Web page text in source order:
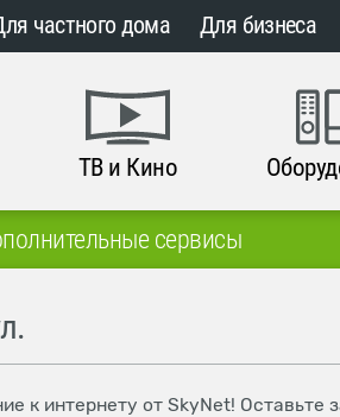
частного дома Для бизнеса
ТВ и Кино
сервисы
к интернету от SkyNet!